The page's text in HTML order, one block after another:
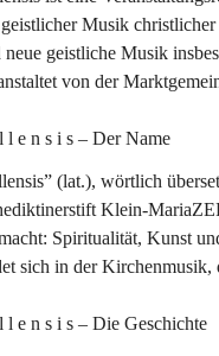
Musik christlicher
neue geistliche Musik
von der
l e n s i s – Der Name
(lat.), wörtlich
Klein-
Spiritualität, Kunst
sich in der Kirchenmusik,
l e n s i s – Die Geschichte